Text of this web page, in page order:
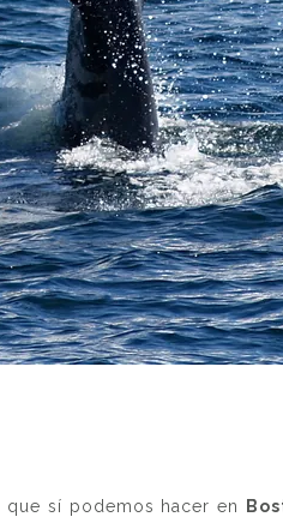
sí podemos hacer en